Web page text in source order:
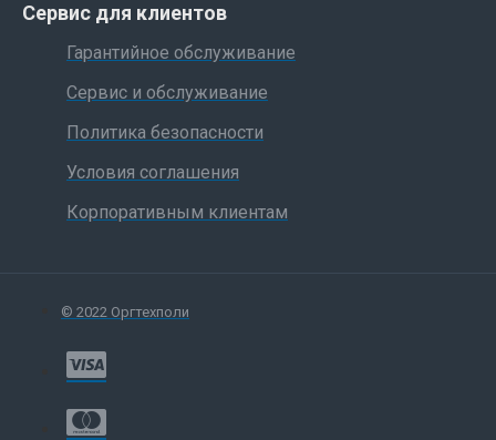
Сервис для клиентов
Гарантийное обслуживание
Сервис и обслуживание
Политика безопасности
Условия соглашения
Корпоративным клиентам
© 2022 Оргтехполи